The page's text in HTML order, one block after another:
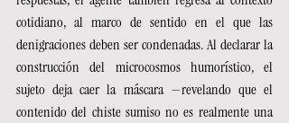
cotidiano, al marco de sentido en el que las
denigraciones deben ser condenadas. Al declarar la
construcción del microcosmos humorístico, el
sujeto deja caer la máscara —revelando que el
contenido del chiste sumiso no es realmente una